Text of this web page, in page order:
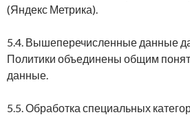
(Яндекс Метрика).
5.4. Вышеперечисленные данные
Политики объединены общим
данные.
5.5. Обработка специальных